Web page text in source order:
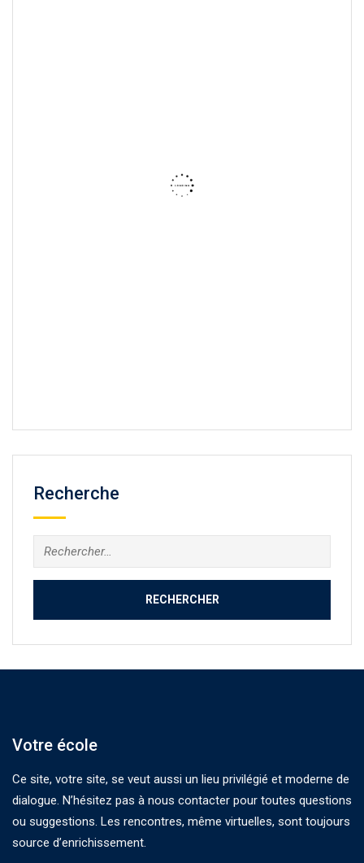
Recherche
Rechercher :
Votre école
Ce site, votre site, se veut aussi un lieu privilégié et moderne de
dialogue. N’hésitez pas à nous contacter pour toutes questions
ou suggestions. Les rencontres, même virtuelles, sont toujours
source d’enrichissement.